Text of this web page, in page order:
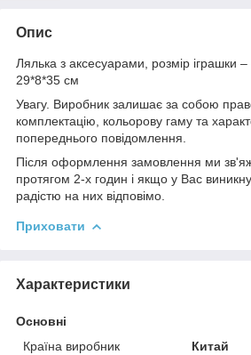
Опис
Лялька з аксесуарами, розмір іграшки
29*8*35 см
Увагу. Виробник залишає за собою
комплектацію, кольорову гаму та
попереднього повідомлення.
Після оформлення замовлення ми
протягом 2-х годин і якщо у Вас
радістю на них відповімо.
Приховати
Характеристики
Основні
Країна виробник
Китай